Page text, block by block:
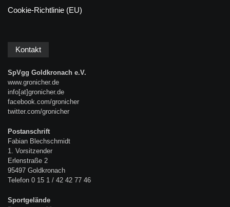
Cookie-Richtlinie (EU)
Kontakt
SpVgg Goldkronach e.V.
www.gronicher.de
info[at]gronicher.de
facebook.com/gronicher
twitter.com/gronicher
Postanschrift
Fabian Blechschmidt
1. Vorsitzender
Erlenstraße 2
95497 Goldkronach
Telefon 0 15 1 / 42 42 77 46
Sportgelände